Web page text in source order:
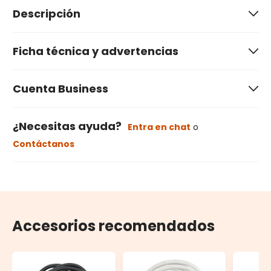
Descripción
Ficha técnica y advertencias
Cuenta Business
¿Necesitas ayuda? Entra en chat o
Contáctanos
Accesorios recomendados